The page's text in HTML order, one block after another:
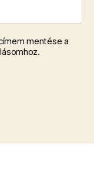
mentése a